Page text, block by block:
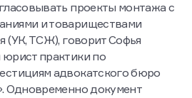
обязало
проекты монтажа с
и товариществами
ТСЖ), говорит Софья
практики по
адвокатского бюро